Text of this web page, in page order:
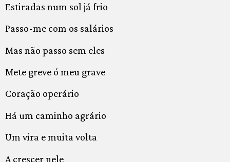
Estiradas num sol já frio
Passo-me com os salários
Mas não passo sem eles
Mete greve ó meu grave
Coração operário
Há um caminho agrário
Um vira e muita volta
A crescer nele